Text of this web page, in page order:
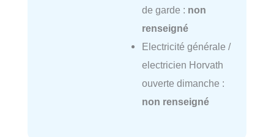
de garde : non
renseigné
Electricité générale /
electricien Horvath
ouverte dimanche :
non renseigné